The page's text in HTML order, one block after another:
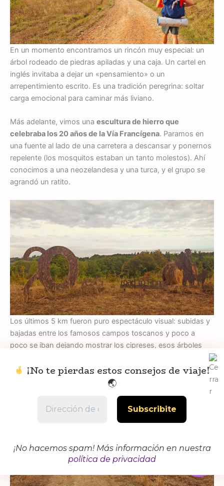
En un momento encontramos un rincón muy especial: un
árbol rodeado de piedras apiladas y una caja. Un cartel en
inglés invitaba a dejar un «pensamiento» o un
arrepentimiento escrito. Es una tradición peregrina: soltar
carga emocional para caminar más liviano.
Más adelante, vimos una escultura de hierro que
celebraba los 20 años de la Vía Francígena. Paramos en
una fuente al lado de una carretera a descansar y ponernos
repelente (los mosquitos estaban un tanto molestos). Ahí
conocimos a una neozelandesa y una turca, y el grupo se
agrandó un ratito.
Los últimos 5 km fueron puro espectáculo visual: subidas y
bajadas entre los famosos campos toscanos y poco a
poco se iban dejando mostrar los cipreses, esos árboles
¡No te pierdas estos consejos de viaje!
🌏
¡No hacemos spam! Más información en nuestra
política de privacidad